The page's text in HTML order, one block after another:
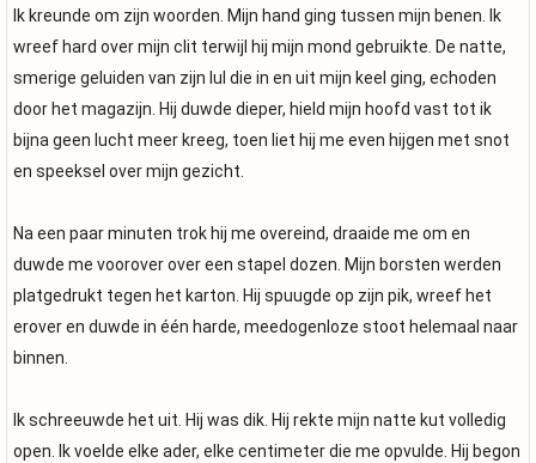
Ik kreunde om zijn woorden. Mijn hand ging tussen mijn benen. Ik
wreef hard over mijn clit terwijl hij mijn mond gebruikte. De natte,
smerige geluiden van zijn lul die in en uit mijn keel ging, echoden
door het magazijn. Hij duwde dieper, hield mijn hoofd vast tot ik
bijna geen lucht meer kreeg, toen liet hij me even hijgen met snot
en speeksel over mijn gezicht.
Na een paar minuten trok hij me overeind, draaide me om en
duwde me voorover over een stapel dozen. Mijn borsten werden
platgedrukt tegen het karton. Hij spuugde op zijn pik, wreef het
erover en duwde in één harde, meedogenloze stoot helemaal naar
binnen.
Ik schreeuwde het uit. Hij was dik. Hij rekte mijn natte kut volledig
open. Ik voelde elke ader, elke centimeter die me opvulde. Hij begon